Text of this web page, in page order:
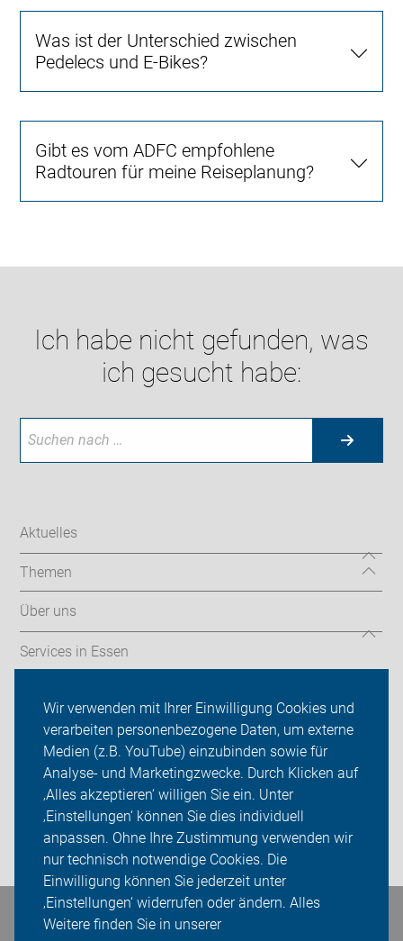
Wir verwenden mit Ihrer Einwilligung Cookies und
verarbeiten personenbezogene Daten, um externe
Medien (z.B. YouTube) einzubinden sowie für
Analyse- und Marketingzwecke. Durch Klicken auf
‚Alles akzeptieren‘ willigen Sie ein. Unter
‚Einstellungen‘ können Sie dies individuell
anpassen. Ohne Ihre Zustimmung verwenden wir
nur technisch notwendige Cookies. Die
Einwilligung können Sie jederzeit unter
‚Einstellungen‘ widerrufen oder ändern. Alles
Weitere finden Sie in unserer
Was ist der Unterschied zwischen
Pedelecs und E-Bikes?
Gibt es vom ADFC empfohlene
Radtouren für meine Reiseplanung?
Ich habe nicht gefunden, was
ich gesucht habe:
Aktuelles
Themen
Über uns
Services in Essen
ADFC Essen
Sei dabei
Presse
Login
Bleiben Sie in Kontakt